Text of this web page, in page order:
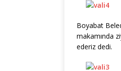
Boyabat
makamında
ederiz dedi.